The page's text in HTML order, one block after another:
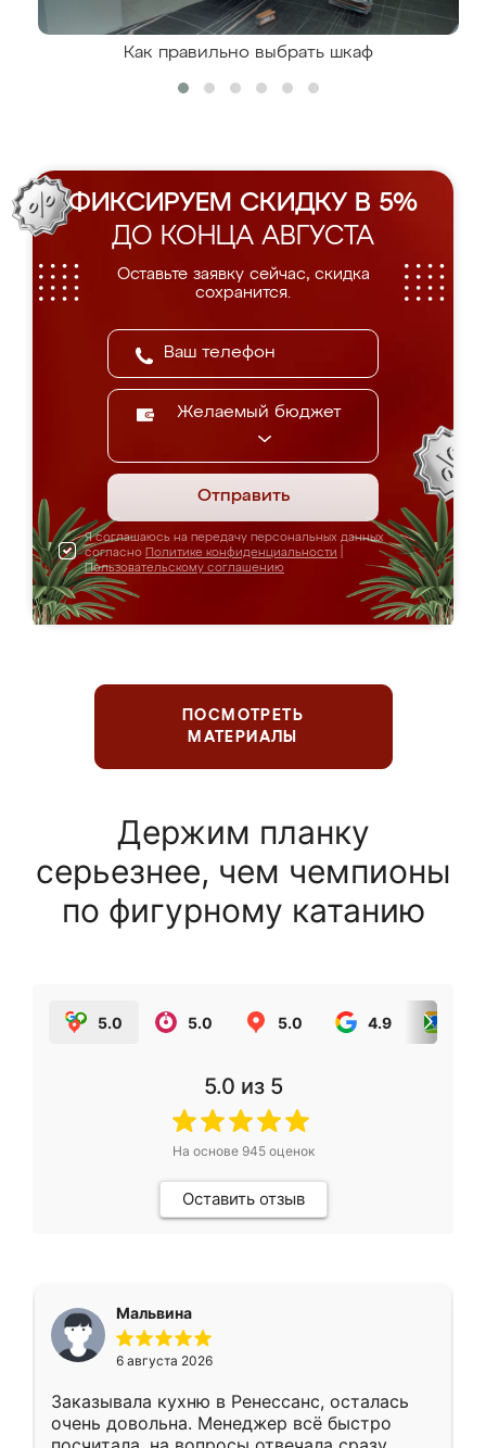
Как правильно выбрать шкаф
ФИКСИРУЕМ СКИДКУ В 5%
ДО КОНЦА АВГУСТА
Оставьте заявку сейчас, скидка
сохранится.
Желаемый бюджет
Отправить
Я соглашаюсь на передачу персональных данных
согласно Политике конфиденциальности
Пользовательскому соглашению
ПОСМОТРЕТЬ
МАТЕРИАЛЫ
Держим планку
серьезнее, чем чемпионы
по фигурному катанию
5.0 5.0 5.0 4.9
5.0 из 5
На основе 945оценок
Оставить отзыв
Мальвина
6 августа 2026
Заказывала кухню в Ренессанс, осталась
очень довольна. Менеджер всё быстро